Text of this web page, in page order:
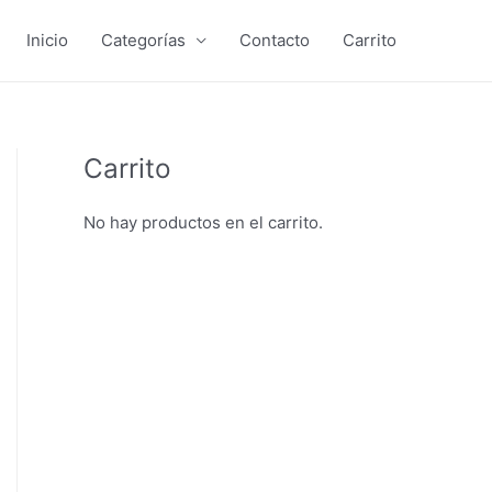
Inicio Categorías Contacto Carrito
Carrito
No hay productos en el carrito.